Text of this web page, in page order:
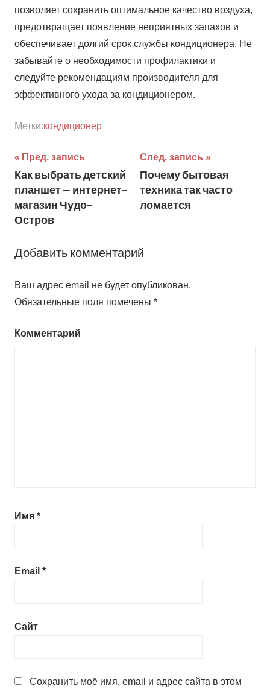
позволяет сохранить оптимальное качество воздуха,
предотвращает появление неприятных запахов и
обеспечивает долгий срок службы кондиционера. Не
забывайте о необходимости профилактики и
следуйте рекомендациям производителя для
эффективного ухода за кондиционером.
Метки:кондиционер
Навигация
по
записям
Пред. запись
Как выбрать детский
планшет — интернет-
магазин Чудо-
Остров
След. запись
Почему бытовая
техника так часто
ломается
Добавить комментарий
Ваш адрес email не будет опубликован.
Обязательные поля помечены *
Комментарий
Имя *
Email *
Сайт
Сохранить моё имя, email и адрес сайта в этом